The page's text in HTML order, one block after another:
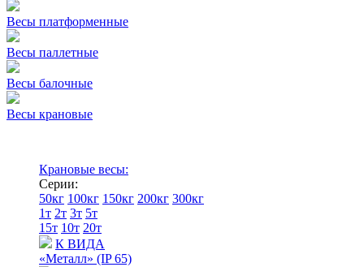
Весы платформенные
Весы паллетные
Весы балочные
Весы крановые
Крановые весы:
Серии:
50кг 100кг 150кг 200кг 300кг
1т 2т 3т 5т
15т 10т 20т
К ВИДА
«Металл» (IP 65)